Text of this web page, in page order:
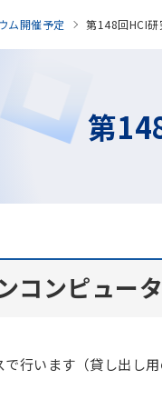
ム開催予定 第148回HCI研
第
コンピュー
行います（貸し出し